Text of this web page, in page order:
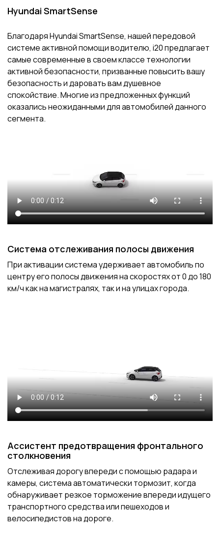
Hyundai SmartSense
Благодаря Hyundai SmartSense, нашей передовой
системе активной помощи водителю, i20 предлагает
самые современные в своем классе технологии
активной безопасности, призванные повысить вашу
безопасность и даровать вам душевное
спокойствие. Многие из предложенных функций
оказались неожиданными для автомобилей данного
сегмента.
Система отслеживания полосы движения
При активации система удерживает автомобиль по
центру его полосы движения на скоростях от 0 до 180
км/ч как на магистралях, так и на улицах города.
Ассистент предотвращения фронтального
столкновения
Отслеживая дорогу впереди с помощью радара и
камеры, система автоматически тормозит, когда
обнаруживает резкое торможение впереди идущего
транспортного средства или пешеходов и
велосипедистов на дороге.